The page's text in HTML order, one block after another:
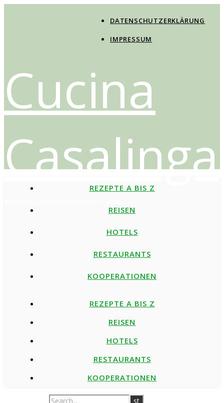
DATENSCHUTZERKLÄRUNG
IMPRESSUM
Cucina
Casalinga
REZEPTE A BIS Z
REISEN
HOTELS
RESTAURANTS
KOOPERATIONEN
REZEPTE A BIS Z
REISEN
HOTELS
RESTAURANTS
KOOPERATIONEN